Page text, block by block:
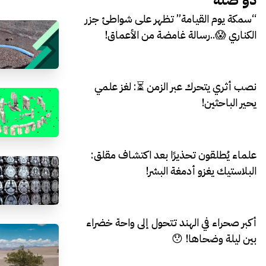
“سمكة يوم القيامة” تظهر على شواطئ جزر
الكناري 😱..رسالة غامضة من الأعماق!
نصب أثري يتحرك عبر الزمن ⏳: لغز علمي
يحير الباحثين!
علماء يُطلقون تحذيرًا بعد اكتشاف مقلق:
البلاستيك يغزو أدمغة البشر!
أكبر صحراء في الهند تتحول إلى واحة خضراء
بين ليلة وضحاها! 😯